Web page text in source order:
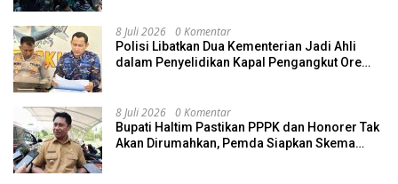
8 Juli 2026 0 Komentar
Polisi Libatkan Dua Kementerian Jadi Ahli
dalam Penyelidikan Kapal Pengangkut Ore
8 Juli 2026 0 Komentar
Bupati Haltim Pastikan PPPK dan Honorer Tak
Akan Dirumahkan, Pemda Siapkan Skema